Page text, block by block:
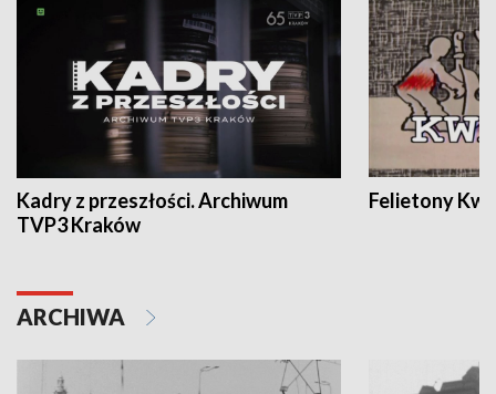
Kadry z przeszłości. Archiwum
TVP3 Kraków
Felietony
ARCHIWA